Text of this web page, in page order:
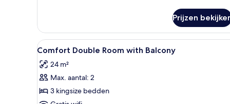
stad
laden
kamer,
twee-
2
eenpersoonsbedden,
uitzicht
Prijzen
Alle
foto's
voor
Comfort
Double
Een moderne slaapkamer
1
Comfort Double Room with Balcony
24 m²
Max. aantal: 2
3 kingsize bedden